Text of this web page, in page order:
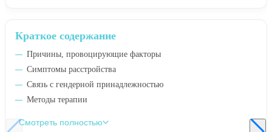
Краткое содержание
Причины, провоцирующие факторы
Симптомы расстройства
Связь с гендерной принадлежностью
Методы терапии
Смотреть полностью